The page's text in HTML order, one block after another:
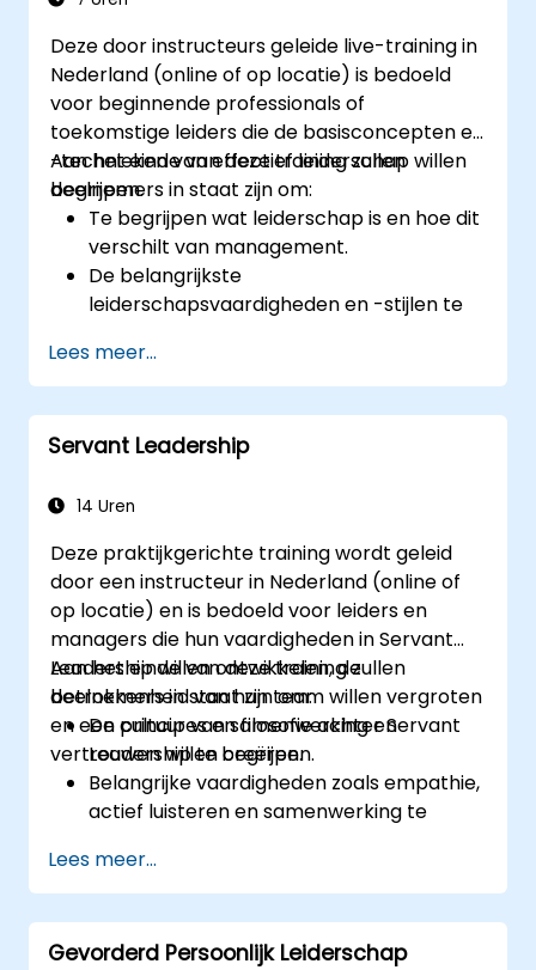
Deze door instructeurs geleide live-training in
Nederland (online of op locatie) is bedoeld
voor beginnende professionals of
toekomstige leiders die de basisconcepten en
-technieken van effectief leiderschap willen
begrijpen.
Aan het einde van deze training zullen
deelnemers in staat zijn om:
Te begrijpen wat leiderschap is en hoe dit
verschilt van management.
De belangrijkste
leiderschapsvaardigheden en -stijlen te
Zinvolle doelstellingen te stellen en deze
effectief over te brengen op anderen.
Vertrouwen op te bouwen en invloed uit
te oefenen door middel van effectieve
Lees meer...
Servant Leadership
14 Uren
Deze praktijkgerichte training wordt geleid
door een instructeur in Nederland (online of
op locatie) en is bedoeld voor leiders en
managers die hun vaardigheden in Servant
Leadership willen ontwikkelen, de
betrokkenheid van hun team willen vergroten
en een cultuur van samenwerking en
vertrouwen willen creëren.
Aan het einde van deze training zullen
deelnemers in staat zijn om:
De principes en filosofie achter Servant
Leadership te begrijpen.
Belangrijke vaardigheden zoals empathie,
actief luisteren en samenwerking te
Servant Leadership toe te passen om de
prestaties en motivatie van het team te
verbeteren.
Een cultuur van vertrouwen en
Lees meer...
Gevorderd Persoonlijk Leiderschap